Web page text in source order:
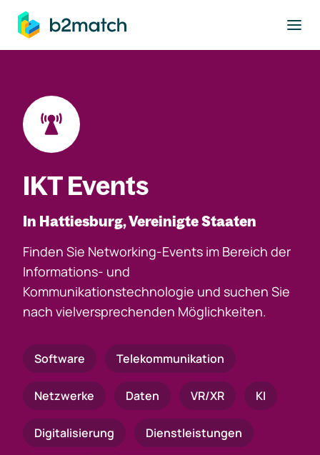
springen
IKT Events
In Hattiesburg, Vereinigte Staaten
Finden Sie Networking-Events im Bereich der
Informations- und
Kommunikationstechnologie und suchen Sie
nach vielversprechenden Möglichkeiten.
Software Telekommunikation
Netzwerke Daten VR/XR KI
Digitalisierung Dienstleistungen